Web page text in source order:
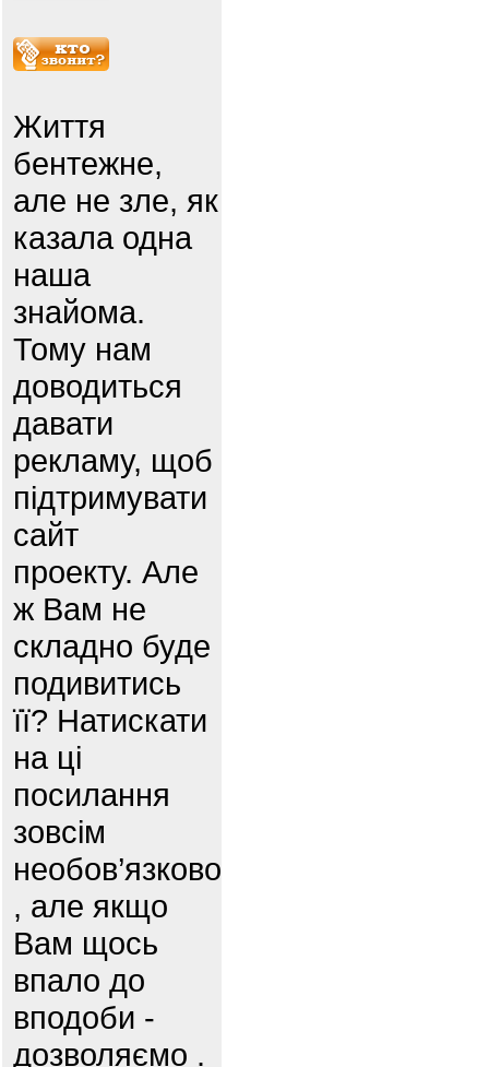
Життя
бентежне,
але не зле, як
казала одна
наша
знайома.
Тому нам
доводиться
давати
рекламу, щоб
підтримувати
сайт
проекту. Але
ж Вам не
складно буде
подивитись
її? Натискати
на ці
посилання
зовсім
необов’язково
, але якщо
Вам щось
впало до
вподоби -
дозволяємо .